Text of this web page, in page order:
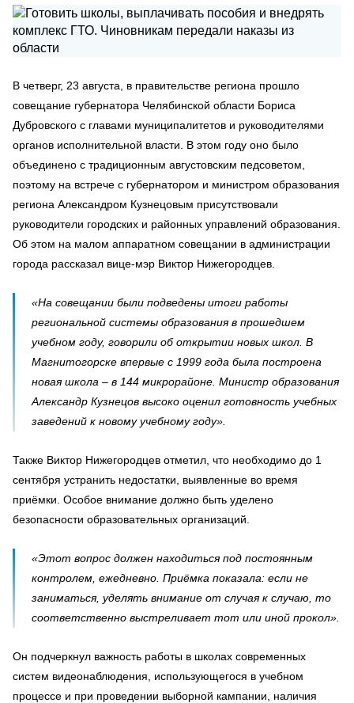
В четверг, 23 августа, в правительстве региона прошло
совещание губернатора Челябинской области Бориса
Дубровского с главами муниципалитетов и руководителями
органов исполнительной власти. В этом году оно было
объединено с традиционным августовским педсоветом,
поэтому на встрече с губернатором и министром образования
региона Александром Кузнецовым присутствовали
руководители городских и районных управлений образования.
Об этом на малом аппаратном совещании в администрации
города рассказал вице-мэр Виктор Нижегородцев.
«На совещании были подведены итоги работы
региональной системы образования в прошедшем
учебном году, говорили об открытии новых школ. В
Магнитогорске впервые с 1999 года была построена
новая школа – в 144 микрорайоне. Министр образования
Александр Кузнецов высоко оценил готовность учебных
заведений к новому учебному году».
Также Виктор Нижегородцев отметил, что необходимо до 1
сентября устранить недостатки, выявленные во время
приёмки. Особое внимание должно быть уделено
безопасности образовательных организаций.
«Этот вопрос должен находиться под постоянным
контролем, ежедневно. Приёмка показала: если не
заниматься, уделять внимание от случая к случаю, то
соответственно выстреливает тот или иной прокол».
Он подчеркнул важность работы в школах современных
систем видеонаблюдения, использующегося в учебном
процессе и при проведении выборной кампании, наличия